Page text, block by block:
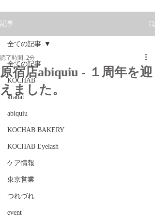
記事
全ての記事
KOCHAB
krabät
abiquiu
KOCHAB BAKERY
KOCHAB Eyelash
ケア情報
東京営業
つれづれ
event
全ての記事
原宿店abiquiu - １周年を迎
えました。
読了時間: 2分